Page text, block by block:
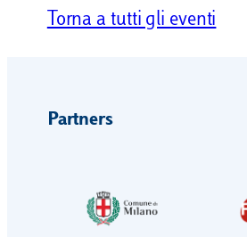
Torna a tutti gli eventi
Partners